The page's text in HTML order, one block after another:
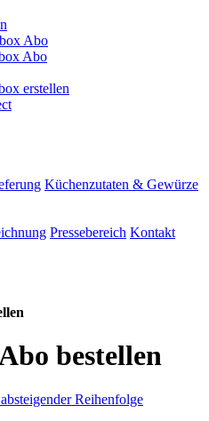
Abo
Abo
erstellen
Küchenzutaten & Gewürze
Pressebereich Kontakt
bestellen
Reihenfolge